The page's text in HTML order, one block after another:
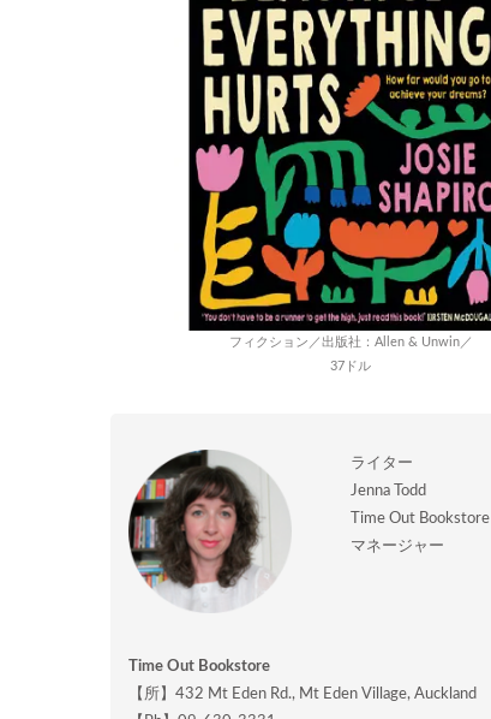
フィクション／出版社：Allen & Unwin／
37ドル
ライター
Jenna Todd
Time Out Bookstore
マネージャー
Time Out Bookstore
【所】432 Mt Eden Rd., Mt Eden Village, Auckland